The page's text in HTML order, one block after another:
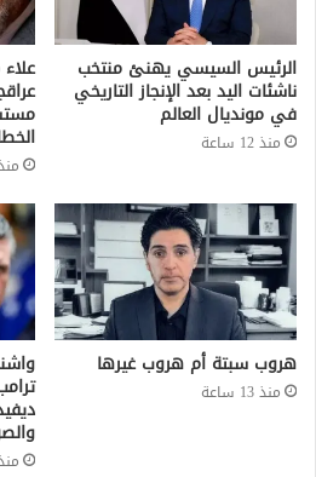
الرئيس السيسي يهنئ منتخب
ناشئات اليد بعد الإنجاز التاريخي
في مونديال العالم
منذ 12 ساعة
منذ 13
هروب سبتة أم هروب غيرها
منذ 13 ساعة
منذ 14